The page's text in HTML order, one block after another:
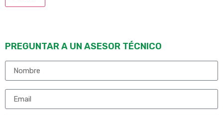
PREGUNTAR A UN ASESOR TÉCNICO